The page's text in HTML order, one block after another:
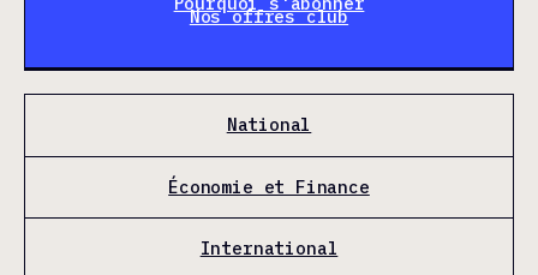
Nos offres club
National
Économie et Finance
International